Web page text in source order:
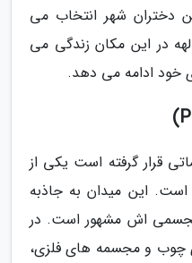
دختران شهر انتخاب می
در این مکان زندگی می
خود ادامه می دهد.
قرار گرفته است یکی از
این میدان به جاذبه
اش مشهور است. در
چوب و مجسمه های فلزی،